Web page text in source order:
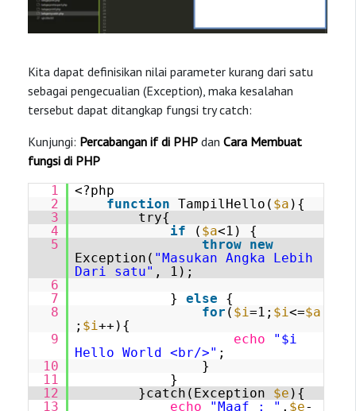
Kita dapat definisikan nilai parameter kurang dari satu
sebagai pengecualian (Exception), maka kesalahan
tersebut dapat ditangkap fungsi try catch:
Kunjungi: Percabangan if di PHP dan Cara Membuat
fungsi di PHP
1
<?php
2
function TampilHello( $a ){
3
try{
4
if ( $a<1) {
5
throw new
Exception( "Masukan Angka Lebih
Dari satu" , 1);
6
7
} else
{
8
for ( $i=1; $i<=$a
; $i++){
9
echo
"$i
Hello World <br/>" ;
10
}
11
}
12
}catch(Exception $e ){
13
echo "Maaf : " . $e-